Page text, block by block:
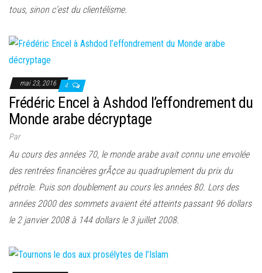
tous, sinon c’est du clientélisme.
mai 23, 2016 4
Frédéric Encel à Ashdod l’effondrement du
Monde arabe décryptage
Par
Au cours des années 70, le monde arabe avait connu une envolée
des rentrées financières grÃ¢ce au quadruplement du prix du
pétrole. Puis son doublement au cours les années 80. Lors des
années 2000 des sommets avaient été atteints passant 96 dollars
le 2 janvier 2008 à 144 dollars le 3 juillet 2008.